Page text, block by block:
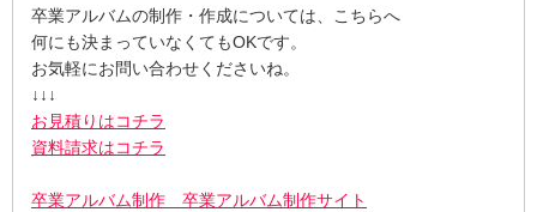
卒業アルバムの制作・作成については、こちらへ
何にも決まっていなくてもOKです。
お気軽にお問い合わせくださいね。
↓↓↓
お見積りはコチラ
資料請求はコチラ
卒業アルバム制作 卒業アルバム制作サイト